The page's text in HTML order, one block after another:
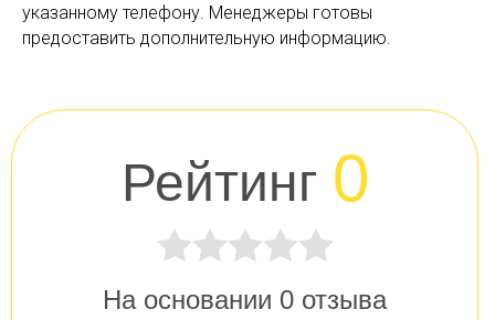
указанному телефону. Менеджеры готовы
предоставить дополнительную информацию.
Рейтинг 0
На основании 0 отзыва